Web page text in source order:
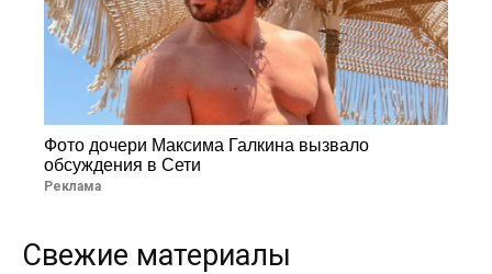
Фото дочери Максима Галкина вызвало
обсуждения в Сети
Реклама
Свежие материалы